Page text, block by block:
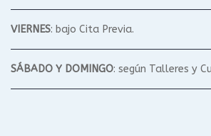
VIERNES: bajo Cita Previa.
SÁBADO Y DOMINGO: según Talleres y